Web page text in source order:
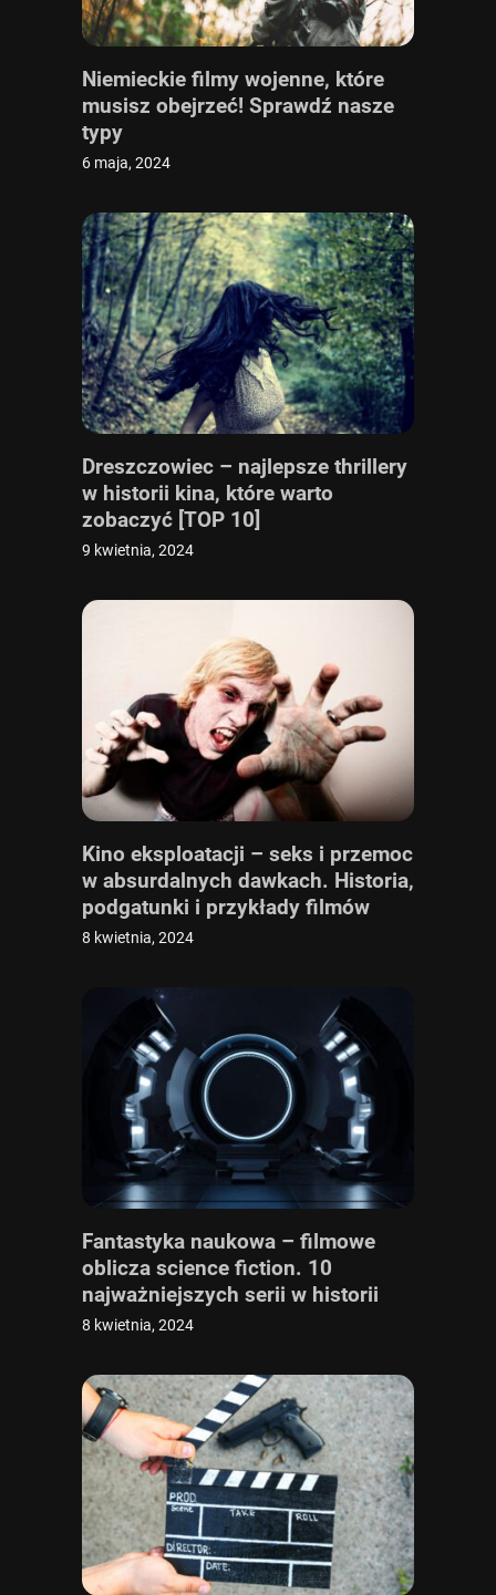
Niemieckie filmy wojenne, które
musisz obejrzeć! Sprawdź nasze
typy
6 maja, 2024
Dreszczowiec – najlepsze thrillery
w historii kina, które warto
zobaczyć [TOP 10]
9 kwietnia, 2024
Kino eksploatacji – seks i przemoc
w absurdalnych dawkach. Historia,
podgatunki i przykłady filmów
eksploatacyjnych
8 kwietnia, 2024
Fantastyka naukowa – filmowe
oblicza science fiction. 10
najważniejszych serii w historii
gatunku
8 kwietnia, 2024